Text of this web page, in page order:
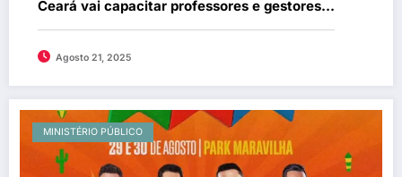
Ceará vai capacitar professores e gestores
em atendimento educacional especializado
Agosto 21, 2025
MINISTÉRIO PÚBLICO